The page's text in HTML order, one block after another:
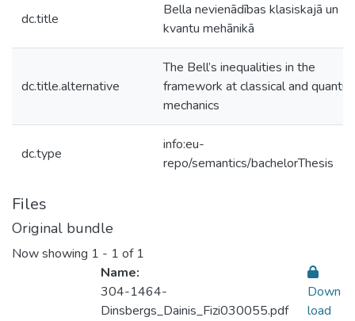
dc.title
Bella nevienādības klasiskajā un
kvantu mehānikā
dc.title.alternative
The Bell’s inequalities in the
framework at classical and
mechanics
dc.type
info:eu-
repo/semantics/bachelorThesis
Files
Original bundle
Now showing 1 - 1 of 1
Name:
304-1464-
Dinsbergs_Dainis_Fizi030055.pdf
Down
load